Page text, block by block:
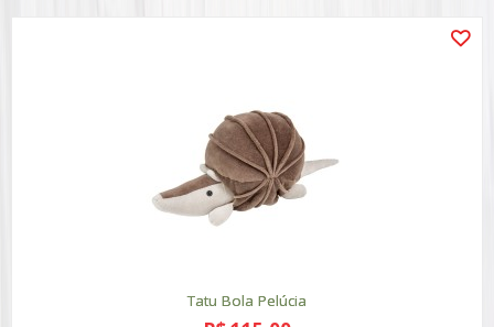
Tatu Bola Pelúcia